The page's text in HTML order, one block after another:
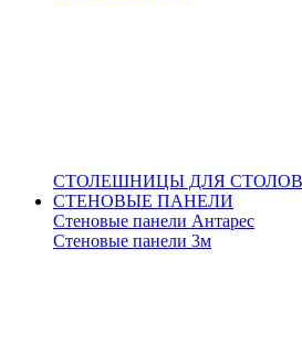
СТОЛЕШНИЦЫ ДЛЯ СТОЛОВ
СТЕНОВЫЕ ПАНЕЛИ
Стеновые панели Антарес
Стеновые панели 3м